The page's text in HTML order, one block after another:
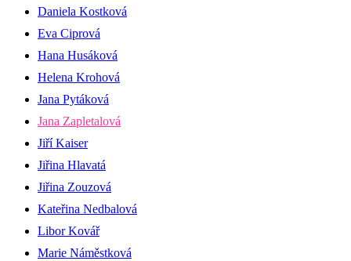
Daniela Kostková
Eva Ciprová
Hana Husáková
Helena Krohová
Jana Pytáková
Jana Zapletalová
Jiří Kaiser
Jiřina Hlavatá
Jiřina Zouzová
Kateřina Nedbalová
Libor Kovář
Marie Náměstková